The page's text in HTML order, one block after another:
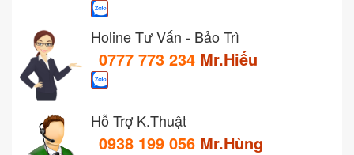
Holine Tư Vấn - Bảo Trì
0777 773 234 Mr.Hiếu
Hỗ Trợ K.Thuật
0938 199 056 Mr.Hùng